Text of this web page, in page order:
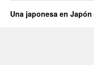
Una japonesa en Japón